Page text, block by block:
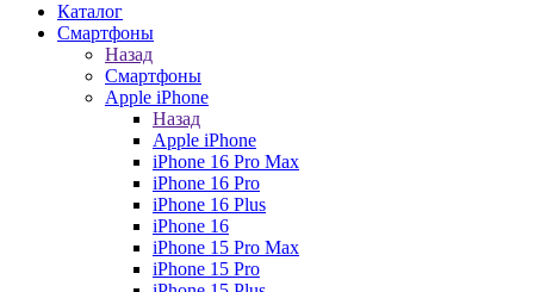
Каталог
Смартфоны
Назад
Смартфоны
Apple iPhone
Назад
Apple iPhone
iPhone 16 Pro Max
iPhone 16 Pro
iPhone 16 Plus
iPhone 16
iPhone 15 Pro Max
iPhone 15 Pro